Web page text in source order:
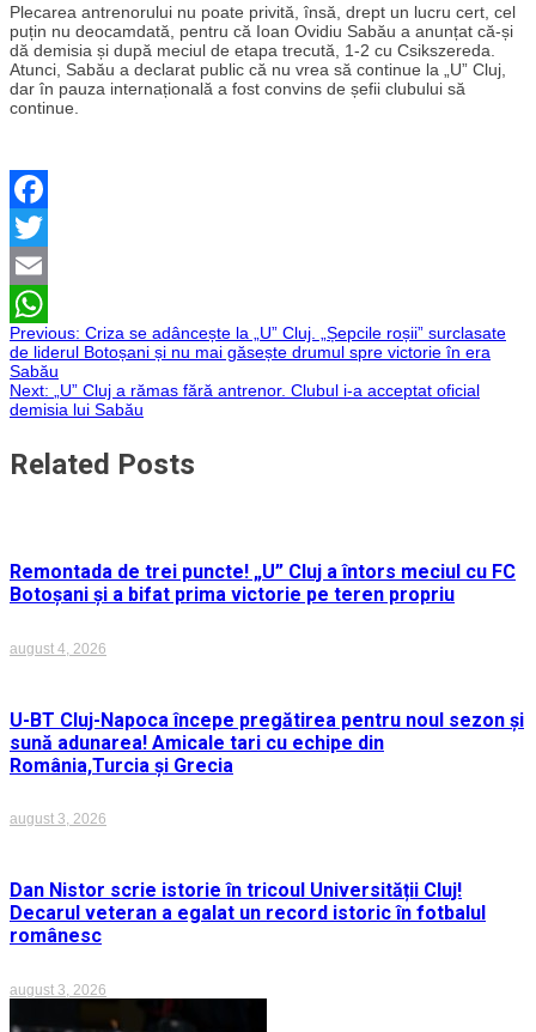
Plecarea antrenorului nu poate privită, însă, drept un lucru cert, cel
puțin nu deocamdată, pentru că Ioan Ovidiu Sabău a anunțat că-și
dă demisia și după meciul de etapa trecută, 1-2 cu Csikszereda.
Atunci, Sabău a declarat public că nu vrea să continue la „U” Cluj,
dar în pauza internațională a fost convins de șefii clubului să
continue.
Facebook
Twitter
Email
WhatsApp
Navigare
în
Previous: Criza se adâncește la „U” Cluj. „Șepcile roșii” surclasate
de liderul Botoșani și nu mai găsește drumul spre victorie în era
Sabău
Next:
„U” Cluj a rămas fără antrenor. Clubul i-a acceptat oficial
demisia lui Sabău
Related Posts
Remontada de trei puncte! „U” Cluj a întors meciul cu FC
Botoșani și a bifat prima victorie pe teren propriu
august 4, 2026
U-BT Cluj-Napoca începe pregătirea pentru noul sezon și
sună adunarea! Amicale tari cu echipe din
România,Turcia și Grecia
august 3, 2026
Dan Nistor scrie istorie în tricoul Universității Cluj!
Decarul veteran a egalat un record istoric în fotbalul
românesc
august 3, 2026